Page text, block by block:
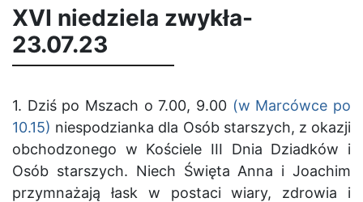
XVI niedziela zwykła-
23.07.23
1. Dziś po Mszach o 7.00, 9.00 (w Marcówce po
10.15) niespodzianka dla Osób starszych, z okazji
obchodzonego w Kościele III Dnia Dziadków i
Osób starszych. Niech Święta Anna i Joachim
przymnażają łask w postaci wiary, zdrowia i